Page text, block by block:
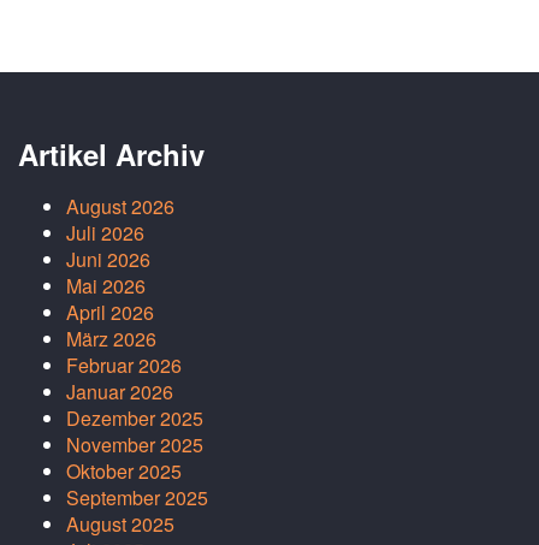
Artikel Archiv
August 2026
Juli 2026
Juni 2026
Mai 2026
April 2026
März 2026
Februar 2026
Januar 2026
Dezember 2025
November 2025
Oktober 2025
September 2025
August 2025